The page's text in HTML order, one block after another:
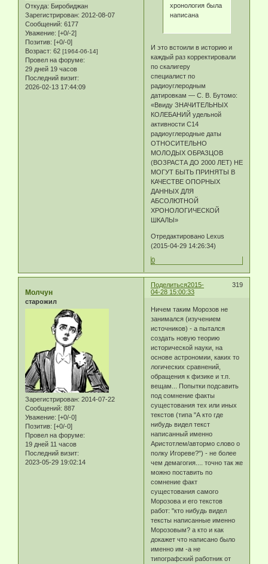
Откуда: Биробиджан
Зарегистрирован: 2012-08-07
Сообщений: 6177
Уважение: [+0/-2]
Позитив: [+0/-0]
Возраст: 62 [1964-06-14]
Провел на форуме:
29 дней 19 часов
Последний визит:
2026-02-13 17:44:09
хронология была
написана
И это встоили в историю и
каждый раз корректировали
по скалигеру
специалист по
радиоуглеродным
датировкам — С. В. Бутомо:
«Ввиду ЗНАЧИТЕЛЬНЫХ
КОЛЕБАНИЙ удельной
активности С14
радиоуглеродные даты
ОТНОСИТЕЛЬНО
МОЛОДЫХ ОБРАЗЦОВ
(ВОЗРАСТА ДО 2000 ЛЕТ) НЕ
МОГУТ БЫТЬ ПРИНЯТЫ В
КАЧЕСТВЕ ОПОРНЫХ
ДАННЫХ ДЛЯ
АБСОЛЮТНОЙ
ХРОНОЛОГИЧЕСКОЙ
ШКАЛЫ»
Отредактировано Lexus
(2015-04-29 14:26:34)
0
Поделиться 319
2015-
04-28 15:00:33
Молчун
старожил
Зарегистрирован: 2014-07-22
Сообщений: 887
Уважение: [+0/-0]
Позитив: [+0/-0]
Провел на форуме:
19 дней 11 часов
Последний визит:
2023-05-29 19:02:14
Ничем таким Морозов не
занимался (изучением
источников) - а пытался
создать новую теорию
исторической науки, на
основе астрономии, каких то
логических сравнений,
обращения к физике и т.п.
вещам... Попытки подсавить
под сомнение факты
сущестования тех или иных
текстов (типа "А кто где
нибудь видел текст
написанный именно
Аристотлем/автормо слово о
полку Игореве?") - не более
чем демагогия.... точно так же
можно поставить по
сомнение факт
сущестования самого
Морозова и его текстов
работ: "кто нибудь видел
тексты написанные именно
Морозовым? а кто и как
докажет что написано было
именно им -а не
типографский работник от